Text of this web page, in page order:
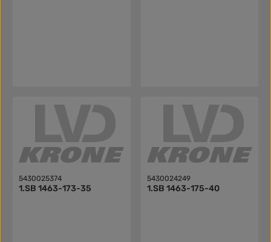
5430025374
1.SB 1463-173-35
5430024249
1.SB 1463-175-40